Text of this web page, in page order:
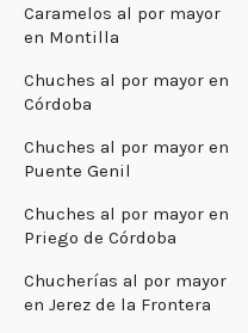
Caramelos al por mayor
en Montilla
Chuches al por mayor en
Córdoba
Chuches al por mayor en
Puente Genil
Chuches al por mayor en
Priego de Córdoba
Chucherías al por mayor
en Jerez de la Frontera